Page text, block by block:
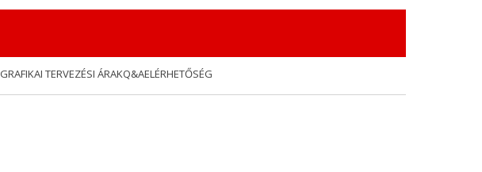
GRAFIKAI TERVEZÉSI ÁRAKQ&AELÉRHETŐSÉG